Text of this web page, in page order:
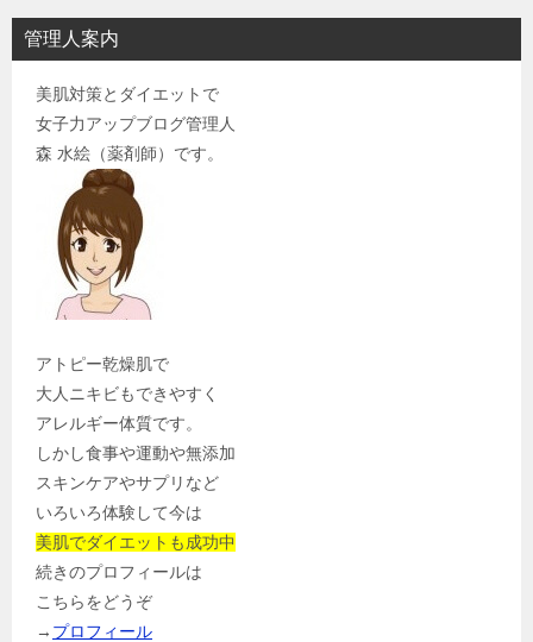
管理人案内
美肌対策とダイエットで
女子力アップブログ管理人
森 水絵（薬剤師）です。
アトピー乾燥肌で
大人ニキビもできやすく
アレルギー体質です。
しかし食事や運動や無添加
スキンケアやサプリなど
いろいろ体験して今は
美肌でダイエットも成功中
続きのプロフィールは
こちらをどうぞ
→ プロフィール